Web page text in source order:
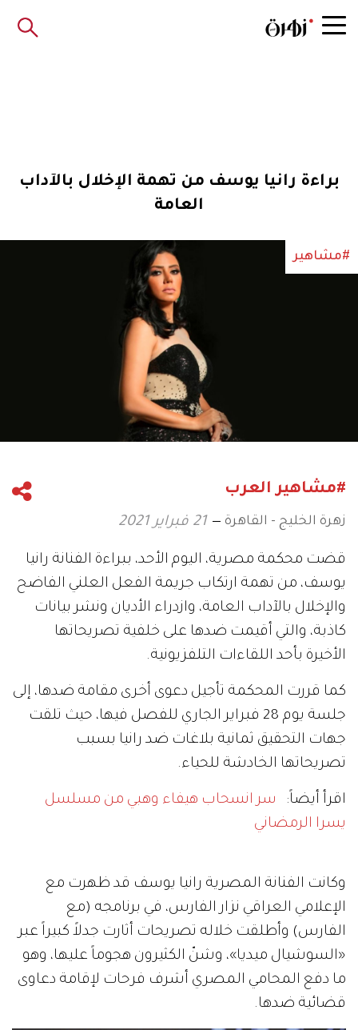
براءة رانيا يوسف من تهمة الإخلال بالآداب
العامة
#مشاهير
#مشاهير العرب
زهرة الخليج - القاهرة 21 فبراير 2021
قضت محكمة مصرية، اليوم الأحد، ببراءة الفنانة رانيا
يوسف، من تهمة ارتكاب جريمة الفعل العلني الفاضح
والإخلال بالآداب العامة، وازدراء الأديان ونشر بيانات
كاذبة، والتي أقيمت ضدها على خلفية تصريحاتها
الأخيرة بأحد اللقاءات التلفزيونية.
كما قررت المحكمة تأجيل دعوى أخرى مقامة ضدها، إلى
جلسة يوم 28 فبراير الجاري للفصل فيها، حيث تلقت
جهات التحقيق ثمانية بلاغات ضد رانيا بسبب
تصريحاتها الخادشة للحياء.
اقرأ أيضاً: سر انسحاب هيفاء وهبي من مسلسل
يسرا الرمضاني
وكانت الفنانة المصرية رانيا يوسف قد ظهرت مع
الإعلامي العراقي نزار الفارس، في برنامجه (مع
الفارس) وأطلقت خلاله تصريحات أثارت جدلاً كبيراً عبر
«السوشيال ميديا»، وشنّ الكثيرون هجوماً عليها، وهو
ما دفع المحامي المصري أشرف فرحات لإقامة دعاوى
قضائية ضدها.